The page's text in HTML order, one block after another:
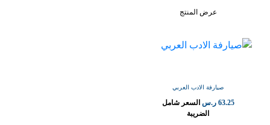
عرض المنتج
صيارفة الادب العربي
63.25 ر.س السعر شامل
الضريبة